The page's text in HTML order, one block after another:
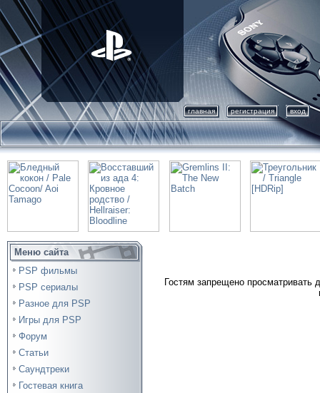
главная регистрация вход
Меню сайта
PSP фильмы
PSP сериалы
Разное для PSP
Игры для PSP
Форум
Статьи
Саундтреки
Гостевая книга
Гостям запрещено просматривать